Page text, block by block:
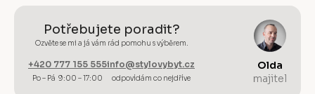
Potřebujete poradit?
Ozvěte se mi a já vám rád pomohu s výběrem.
+420 777 155 555
Po – Pá 9:00 – 17:00
info@stylovybyt.cz
odpovídám co nejdříve
Olda
majitel